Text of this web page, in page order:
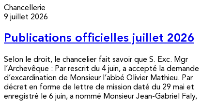
Chancellerie
9 juillet 2026
Publications officielles juillet 2026
Selon le droit, le chancelier fait savoir que S. Exc. Mgr
l’Archevêque : Par rescrit du 4 juin, a accepté la demande
d’excardination de Monsieur l’abbé Olivier Mathieu. Par
décret en forme de lettre de mission daté du 29 mai et
enregistré le 6 juin, a nommé Monsieur Jean-Gabriel Faly,